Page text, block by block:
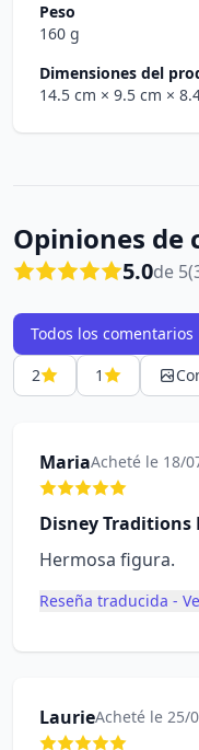
Peso
160 g
Dimensiones del
14.5 cm × 9.5 cm ×
Opiniones de
5.0de 5
Todos los comentarios
2
1
MariaAcheté le 18/
Disney Traditions
Hermosa figura.
Reseña traducida -
LaurieAcheté le 25/